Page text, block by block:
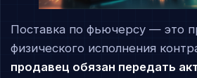
Поставка по фьючерсу — это
физического исполнения
продавец обязан передать